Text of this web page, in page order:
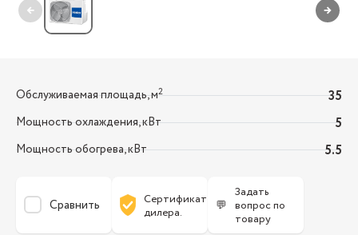
← →
Обслуживаемая площадь, м2 35
Мощность охлаждения, кВт 5
Мощность обогрева, кВт 5.5
Сравнить
Сертификат
дилера.
💬
Задать
вопрос по
товару